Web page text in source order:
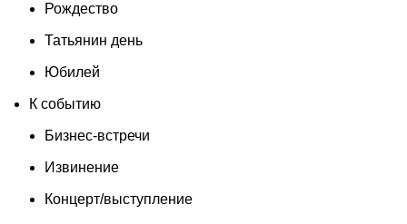
Рождество
Татьянин день
Юбилей
К событию
Бизнес-встречи
Извинение
Концерт/выступление